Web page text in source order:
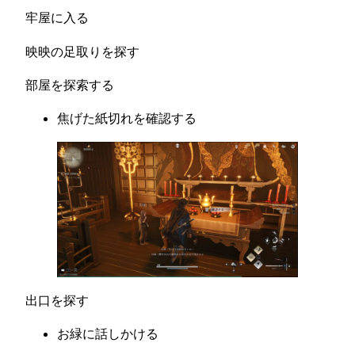
牢屋に入る
映映の足取りを探す
部屋を探索する
焦げた紙切れを確認する
出口を探す
お緑に話しかける